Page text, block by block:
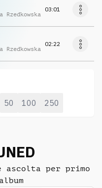
03:01
02:22
50 100 250
per primo